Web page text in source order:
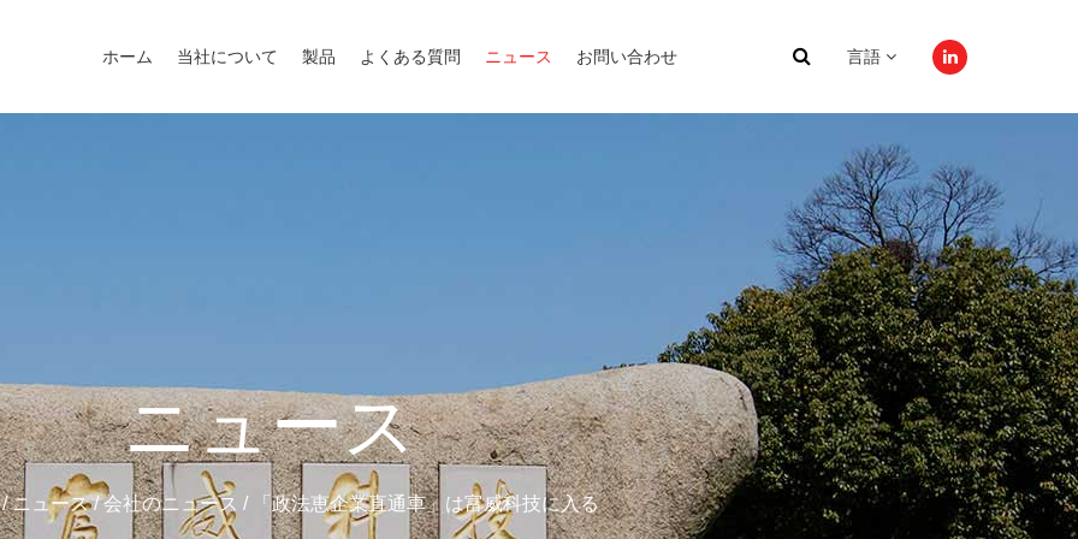
言語
ホーム 当社について 製品 よくある質問 ニュース お問い合わせ
ニュース
ニュース/会社のニュース / 「政法恵企業直通車」は富威科技に入る